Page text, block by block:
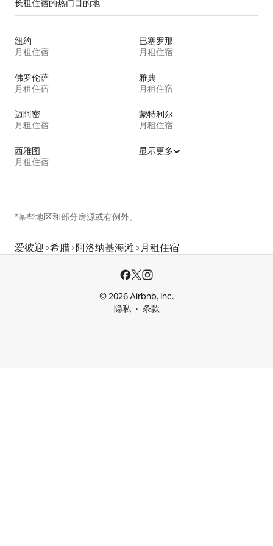
长租住宿的热门目的地
纽约
月租住宿
巴塞罗那
月租住宿
佛罗伦萨
月租住宿
雅典
月租住宿
迈阿密
月租住宿
蒙特利尔
月租住宿
西雅图
月租住宿
显示更多
*某些地区和部分房源或有例外。
爱彼迎 希腊 阿洛纳基海滩 月租住宿
© 2026 Airbnb, Inc.
隐私
条款